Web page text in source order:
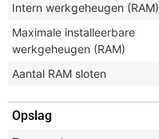
Intern werkgeheugen (RAM)
Maximale installeerbare
werkgeheugen (RAM)
Aantal RAM sloten
Opslag